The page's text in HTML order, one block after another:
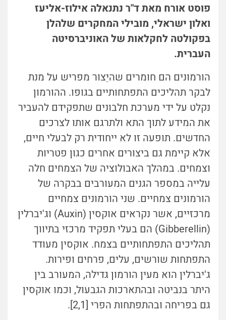
פוסט אורח מאת ד"ר נתנאלה אילוז-אליעז
ואלון ישראלי, מובילי המחקרים שלהלן
בפקולטה לחקלאות של האוניברסיטה
העברית.
הורמונים הם חומרים שהיֵצור מפריש על מנת
לבקר תהליכים התפתחותיים בגופו. ההורמון
נקלט על ידי מערכת חלבונים שתפקידם להעביר
את המידע לתוך התא ולתרגם אותו לצרכים
החדשים. תופעה זו לא ייחודית רק לבעלי חיים,
אלא קיימת גם ביצורים אחרים כגון פטריות
וצמחים. במהלך האבולוציה של הצמחים חלה
עלייה במספר הגנים המעורבים בבקרה של
הורמונים צמחיים. שני הורמונים צמחיים
מרכזיים, אשר נקראים אוקסין (Auxin) וג'יברלין
(Gibberellin) הם בעלי תפקיד מרכזי בתיווך
תהליכים התפתחותיים בצמח. אוקסין מעודד
התפתחות שורשים, עלים, פרחים ופירות.
ג'יברלין הוא מעין הורמון גדילה, המעורב בין
היתר בנביטה ובהתארכות הגבעול, וכמו אוקסין
גם בפריחה ובהתפתחות הפרי [2,1].